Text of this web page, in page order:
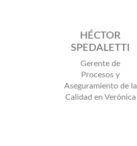
HÉCTOR
SPEDALETTI
Gerente de
Procesos y
Aseguramiento de la
Calidad en Verónica